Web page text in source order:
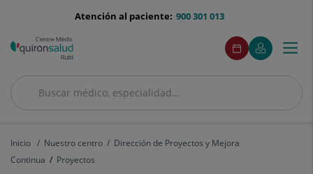
menu-
900 301 013
Atención al paciente:
Buscar
Buscar
menuAcceso
Pedir
cita
Este
enlace
se
en
Mi
Quirónsalud
Este
enlace
se
en
ventana
nueva.
Menú
Inicio Nuestro centro
Dirección de Proyectos y Mejora
Continua
Proyectos